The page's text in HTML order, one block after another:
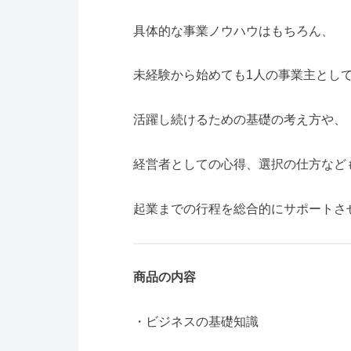
具体的な事業ノウハウはもちろん、
未経験から始めても1人の事業主として
活躍し続けるための基礎の考え方や、
経営者としての心得、選択の仕方など
起業までの行程を総合的にサポートさ
商品の内容
・ビジネスの基礎知識